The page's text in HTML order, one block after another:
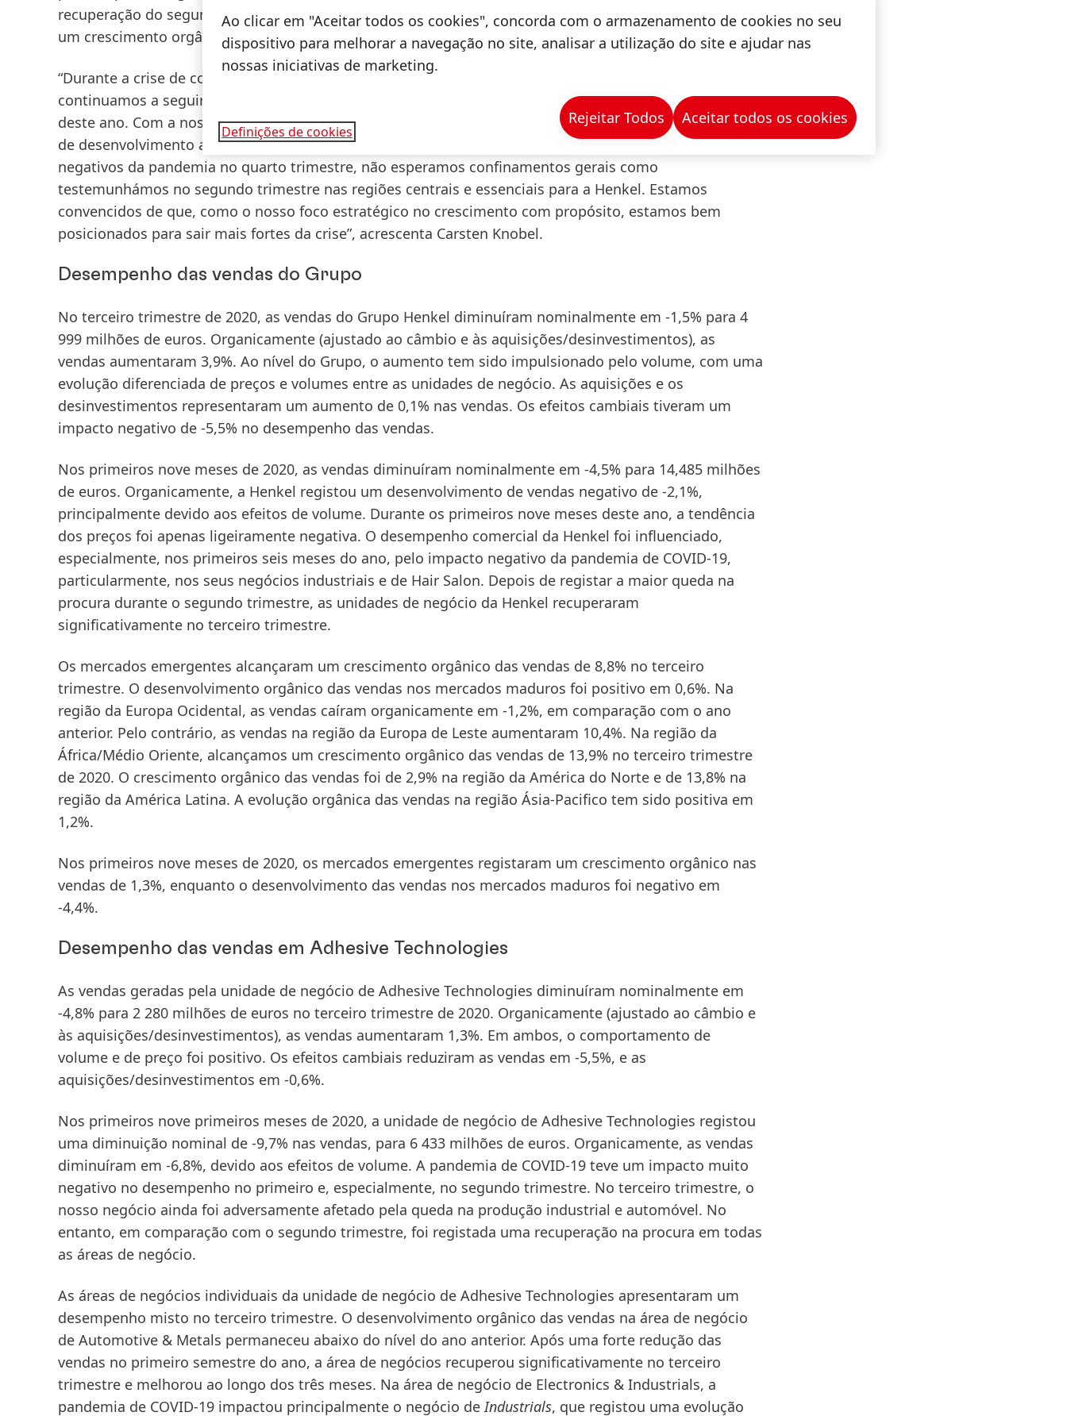
recuperação do segundo trimestre, a unidade de negócio deLaundry & Home Carefoi capaz de registar
um crescimento orgânico significativo nas vendas, continuando o seu desenvolvimento bem-sucedido.
“Durante a crise de coronavírus, adaptamo-nos com flexibilidade e rapidez às mudanças, mas também
continuamos a seguir a nossa agenda de crescimento com propósito que apresentámos em março
deste ano. Com a nossa nova previsão para o ano fiscal de 2020, apresentámos as nossas expectativas
de desenvolvimento até ao final do ano. Embora presumamos que continuaremos a sentir os efeitos
negativos da pandemia no quarto trimestre, não esperamos confinamentos gerais como
testemunhámos no segundo trimestre nas regiões centrais e essenciais para a Henkel. Estamos
convencidos de que, como o nosso foco estratégico no crescimento com propósito, estamos bem
posicionados para sair mais fortes da crise”, acrescenta Carsten Knobel.
Desempenho das vendas do Grupo
No terceiro trimestre de 2020, as vendas do Grupo Henkel diminuíram nominalmente em -1,5% para 4
999 milhões de euros. Organicamente (ajustado ao câmbio e às aquisições/desinvestimentos), as
vendas aumentaram 3,9%. Ao nível do Grupo, o aumento tem sido impulsionado pelo volume, com uma
evolução diferenciada de preços e volumes entre as unidades de negócio. As aquisições e os
desinvestimentos representaram um aumento de 0,1% nas vendas. Os efeitos cambiais tiveram um
impacto negativo de -5,5% no desempenho das vendas.
Nos primeiros nove meses de 2020, as vendas diminuíram nominalmente em -4,5% para 14,485 milhões
de euros. Organicamente, a Henkel registou um desenvolvimento de vendas negativo de -2,1%,
principalmente devido aos efeitos de volume. Durante os primeiros nove meses deste ano, a tendência
dos preços foi apenas ligeiramente negativa. O desempenho comercial da Henkel foi influenciado,
especialmente, nos primeiros seis meses do ano, pelo impacto negativo da pandemia de COVID-19,
particularmente, nos seus negócios industriais e de Hair Salon. Depois de registar a maior queda na
procura durante o segundo trimestre, as unidades de negócio da Henkel recuperaram
significativamente no terceiro trimestre.
Os mercados emergentes alcançaram um crescimento orgânico das vendas de 8,8% no terceiro
trimestre. O desenvolvimento orgânico das vendas nos mercados maduros foi positivo em 0,6%. Na
região da Europa Ocidental, as vendas caíram organicamente em -1,2%, em comparação com o ano
anterior. Pelo contrário, as vendas na região da Europa de Leste aumentaram 10,4%. Na região da
África/Médio Oriente, alcançamos um crescimento orgânico das vendas de 13,9% no terceiro trimestre
de 2020. O crescimento orgânico das vendas foi de 2,9% na região da América do Norte e de 13,8% na
região da América Latina. A evolução orgânica das vendas na região Ásia-Pacifico tem sido positiva em
1,2%.
Nos primeiros nove meses de 2020, os mercados emergentes registaram um crescimento orgânico nas
vendas de 1,3%, enquanto o desenvolvimento das vendas nos mercados maduros foi negativo em
-4,4%.
Desempenho das vendas em Adhesive Technologies
As vendas geradas pela unidade de negócio de Adhesive Technologies diminuíram nominalmente em
-4,8% para 2 280 milhões de euros no terceiro trimestre de 2020. Organicamente (ajustado ao câmbio e
às aquisições/desinvestimentos), as vendas aumentaram 1,3%. Em ambos, o comportamento de
volume e de preço foi positivo. Os efeitos cambiais reduziram as vendas em -5,5%, e as
aquisições/desinvestimentos em -0,6%.
Nos primeiros nove primeiros meses de 2020, a unidade de negócio de Adhesive Technologies registou
uma diminuição nominal de -9,7% nas vendas, para 6 433 milhões de euros. Organicamente, as vendas
diminuíram em -6,8%, devido aos efeitos de volume. A pandemia de COVID-19 teve um impacto muito
negativo no desempenho no primeiro e, especialmente, no segundo trimestre. No terceiro trimestre, o
nosso negócio ainda foi adversamente afetado pela queda na produção industrial e automóvel. No
entanto, em comparação com o segundo trimestre, foi registada uma recuperação na procura em todas
as áreas de negócio.
As áreas de negócios individuais da unidade de negócio de Adhesive Technologies apresentaram um
desempenho misto no terceiro trimestre. O desenvolvimento orgânico das vendas na área de negócio
de Automotive & Metals permaneceu abaixo do nível do ano anterior. Após uma forte redução das
vendas no primeiro semestre do ano, a área de negócios recuperou significativamente no terceiro
trimestre e melhorou ao longo dos três meses. Na área de negócio de Electronics & Industrials, a
pandemia de COVID-19 impactou principalmente o negócio deIndustrials, que registou uma evolução
Ao clicar em "Aceitar todos os cookies", concorda com o armazenamento de cookies no seu
dispositivo para melhorar a navegação no site, analisar a utilização do site e ajudar nas
nossas iniciativas de marketing.
Definições de cookies
Rejeitar Todos Aceitar todos os cookies